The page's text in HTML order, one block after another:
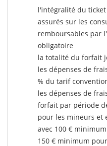
l'intégralité du
assurés sur les
remboursables par
obligatoire
la totalité du forfait
les dépenses de
% du tarif
les dépenses de
forfait par période
pour les mineurs et
avec 100 €
150 € minimum